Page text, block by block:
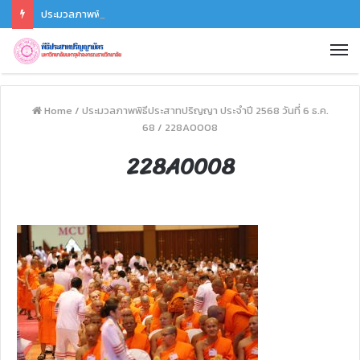
ประมวลภาพพิธีซ้อมรับปริญญา ประจำปี 2568 วันที่ 6 ธ.ค. 68
Home / ประมวลภาพพิธีประสาทปริญญา ประจำปี 2568 วันที่ 6 ธ.ค.
68 / 228A0008
228A0008